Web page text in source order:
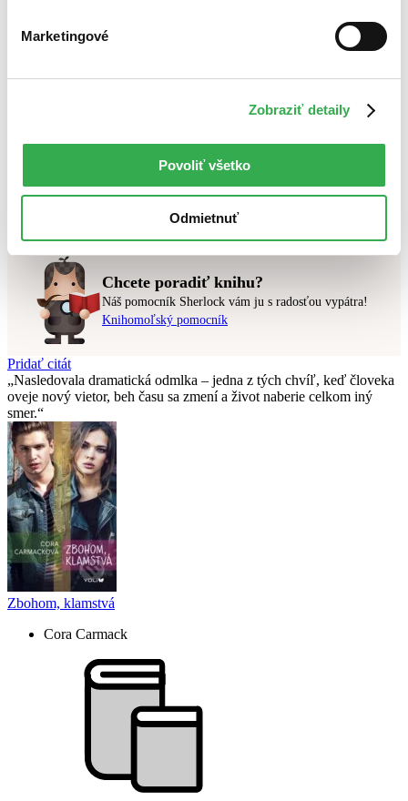
Marketingové
Zobraziť detaily
Povoliť všetko
Odmietnuť
Top hodnotené
Najdrahšie
Autor Jana Martincováv predpredaji
Skúste prosím zmeniť vyhľadávaný výraz.
Chcete poradiť knihu?
Náš pomocník Sherlock vám ju s radosťou vypátra!
Knihomoľský pomocník
Pridať citát
Nasledovala dramatická odmlka – jedna z tých chvíľ, keď človeka
oveje nový vietor, beh času sa zmení a život naberie celkom iný
smer.
Zbohom, klamstvá
Cora Carmack